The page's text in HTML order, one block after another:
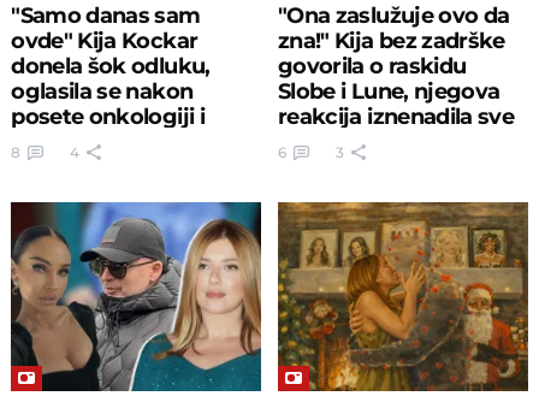
"Samo danas sam
ovde" Kija Kockar
donela šok odluku,
oglasila se nakon
posete onkologiji i
saopštila...
8 4
"Ona zaslužuje ovo da
zna!" Kija bez zadrške
govorila o raskidu
Slobe i Lune, njegova
reakcija iznenadila sve
6 3